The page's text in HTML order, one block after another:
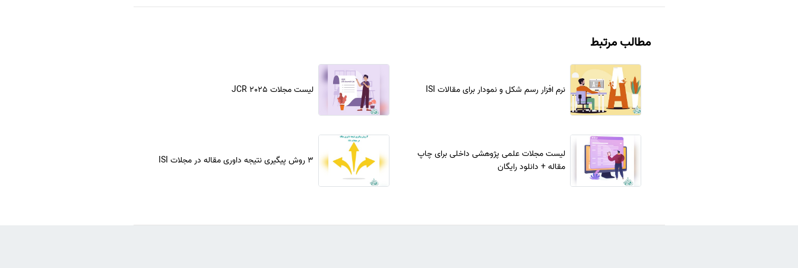
مطالب مرتبط
نرم افزار رسم شکل و نمودار برای مقالات ISI لیست مجلات JCR 2025
لیست مجلات علمی پژوهشی داخلی برای چاپ
مقاله + دانلود رایگان
3 روش پیگیری نتیجه داوری مقاله در مجلات ISI